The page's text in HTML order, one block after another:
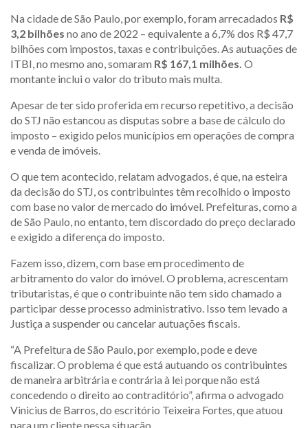
Na cidade de São Paulo, por exemplo, foram arrecadados R$
3,2 bilhões no ano de 2022 – equivalente a 6,7% dos R$ 47,7
bilhões com impostos, taxas e contribuições. As autuações de
ITBI, no mesmo ano, somaram R$ 167,1 milhões. O
montante inclui o valor do tributo mais multa.
Apesar de ter sido proferida em recurso repetitivo, a decisão
do STJ não estancou as disputas sobre a base de cálculo do
imposto – exigido pelos municípios em operações de compra
e venda de imóveis.
O que tem acontecido, relatam advogados, é que, na esteira
da decisão do STJ, os contribuintes têm recolhido o imposto
com base no valor de mercado do imóvel. Prefeituras, como a
de São Paulo, no entanto, tem discordado do preço declarado
e exigido a diferença do imposto.
Fazem isso, dizem, com base em procedimento de
arbitramento do valor do imóvel. O problema, acrescentam
tributaristas, é que o contribuinte não tem sido chamado a
participar desse processo administrativo. Isso tem levado a
Justiça a suspender ou cancelar autuações fiscais.
“A Prefeitura de São Paulo, por exemplo, pode e deve
fiscalizar. O problema é que está autuando os contribuintes
de maneira arbitrária e contrária à lei porque não está
concedendo o direito ao contraditório”, afirma o advogado
Vinicius de Barros, do escritório Teixeira Fortes, que atuou
para um cliente nessa situação.